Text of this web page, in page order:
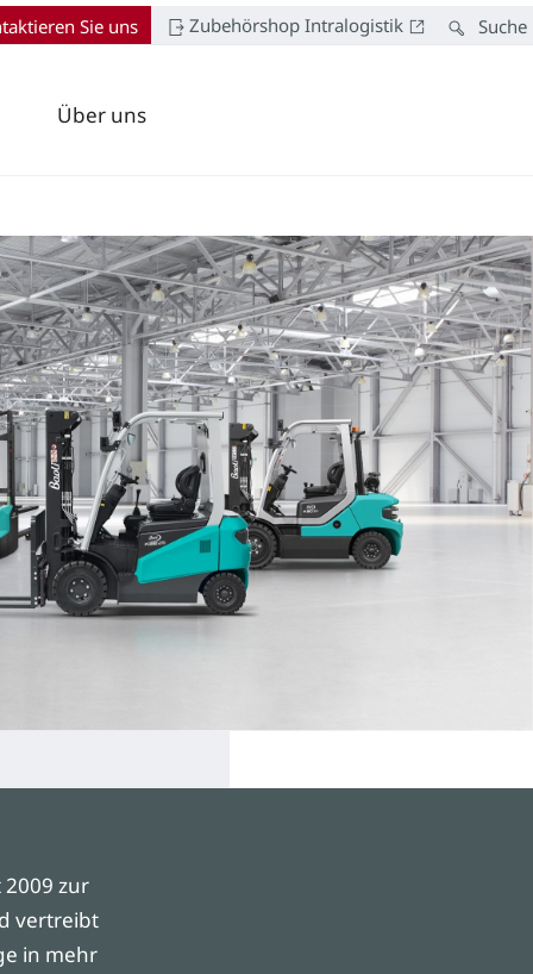
Über uns
Suche
Zubehörshop Intralogistik
Sie uns
zur
vertreibt
in mehr